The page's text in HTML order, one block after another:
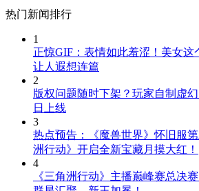
热门新闻排行
1
正惊GIF：表情如此羞涩！美女这
让人遐想连篇
2
版权问题随时下架？玩家自制虚
日上线
3
热点预告：《魔兽世界》怀旧服
洲行动》开启全新宝藏月摸大红！
4
《三角洲行动》主播巅峰赛总决